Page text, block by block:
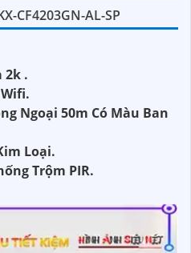
CF4203GN-AL-SP
2k .
Ngoại 50m Có Màu Ban
Loại.
Trộm PIR.